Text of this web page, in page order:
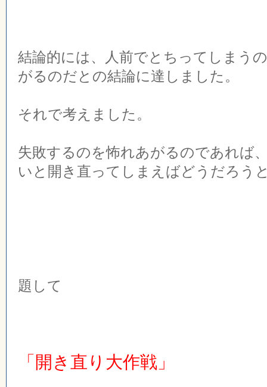
結論的には、人前でとちってしまう
がるのだとの結論に達しました。
それで考えました。
失敗するのを怖れあがるのであれば
いと開き直ってしまえばどうだろう
題して
「開き直り大作戦」